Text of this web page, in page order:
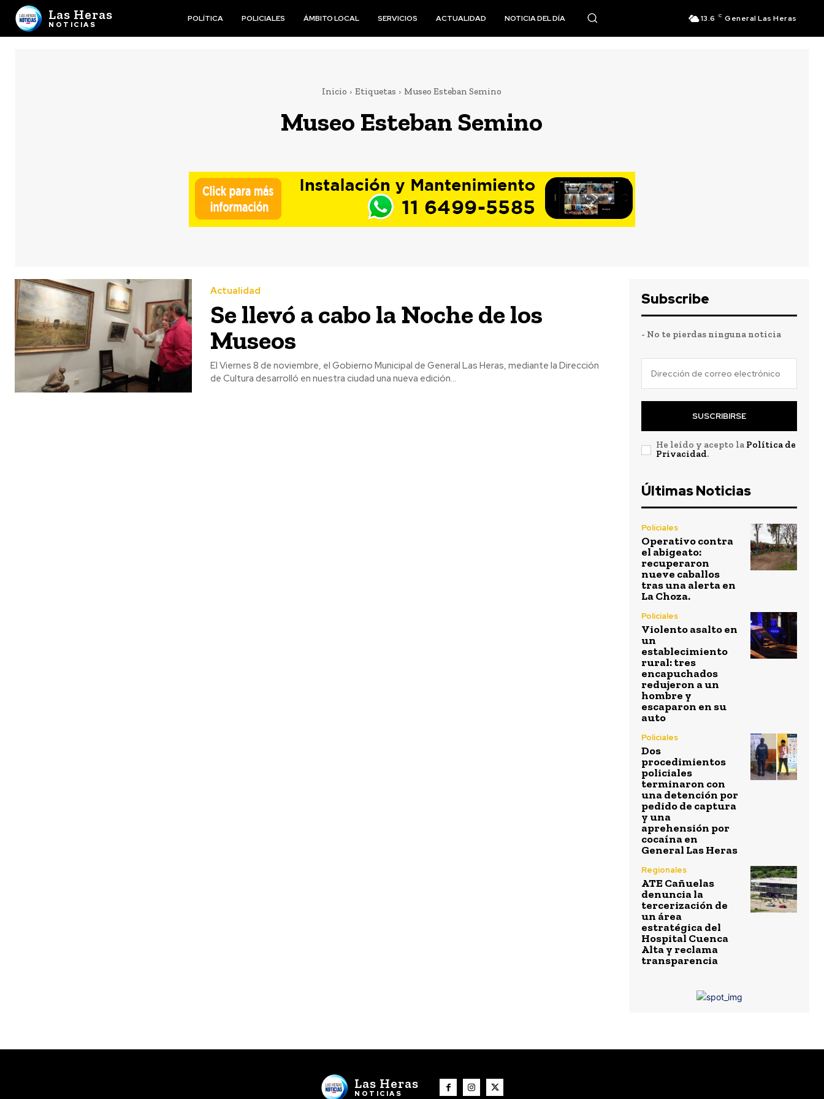
Las Heras
NOTICIAS
POLÍTICA POLICIALES ÁMBITO LOCAL SERVICIOS ACTUALIDAD NOTICIA DEL DÍA 13.6 C General Las Heras
Inicio Etiquetas Museo Esteban Semino
Museo Esteban Semino
Actualidad
Se llevó a cabo la Noche de los
Museos
El Viernes 8 de noviembre, el Gobierno Municipal de General Las Heras, mediante la Dirección
de Cultura desarrolló en nuestra ciudad una nueva edición...
Subscribe
- No te pierdas ninguna noticia
SUSCRIBIRSE
He leído y acepto la Política de
Privacidad.
Últimas Noticias
Policiales
Operativo contra
el abigeato:
recuperaron
nueve caballos
tras una alerta en
La Choza.
Policiales
Violento asalto en
un
establecimiento
rural: tres
encapuchados
redujeron a un
hombre y
escaparon en su
auto
Policiales
Dos
procedimientos
policiales
terminaron con
una detención por
pedido de captura
y una
aprehensión por
cocaína en
General Las Heras
Regionales
ATE Cañuelas
denuncia la
tercerización de
un área
estratégica del
Hospital Cuenca
Alta y reclama
transparencia
Las Heras
NOTICIAS